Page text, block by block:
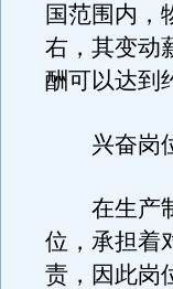
国范围内，
右，其变动
酬可以达到
兴奋岗位
在生产制
位，承担着
责，因此岗